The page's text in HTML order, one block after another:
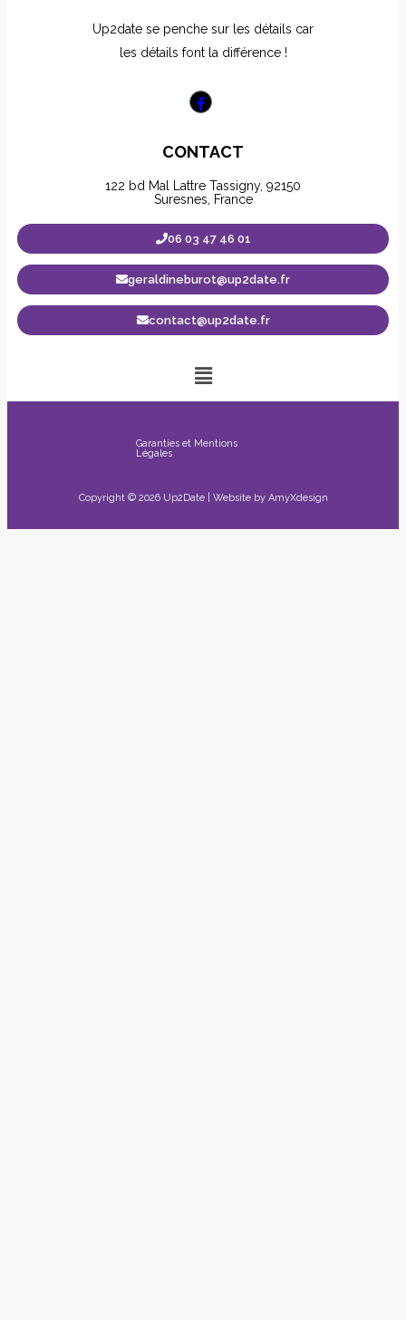
Up2date se penche sur les détails car
les détails font la différence !
CONTACT
122 bd Mal Lattre Tassigny, 92150
Suresnes, France
06 03 47 46 01
geraldineburot@up2date.fr
contact@up2date.fr
Garanties et Mentions
Légales
Copyright © 2026 Up2Date | Website by AmyXdesign